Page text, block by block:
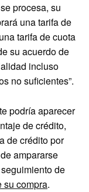
procesa, su
una tarifa de
tarifa de cuota
su acuerdo de
incluso
no suficientes”.
podría aparecer
de crédito,
de crédito por
ampararse
de
su compra.